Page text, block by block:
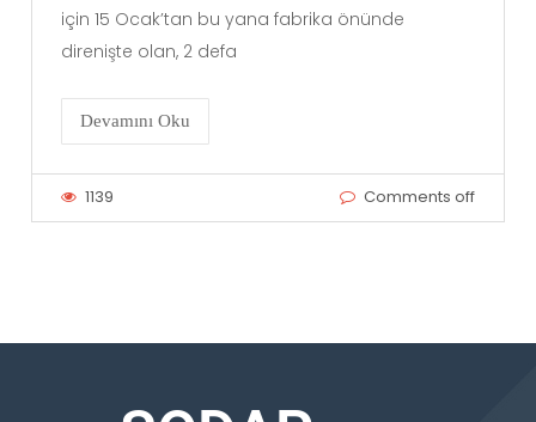
için 15 Ocak’tan bu yana fabrika önünde
direnişte olan, 2 defa
Devamını Oku
1139 Comments off